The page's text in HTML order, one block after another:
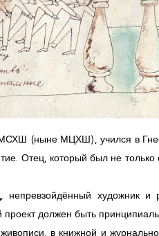
(ныне МЦХШ), учился в
Отец, который был не
художник
должен быть
в книжной и